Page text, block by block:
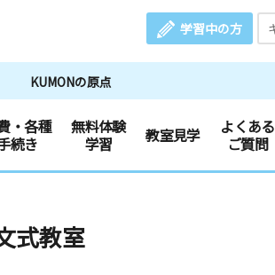
学習中の方
KUMONの原点
・各種
続き
無料体験
学習
教室見学
よくある
ご質問
式教室